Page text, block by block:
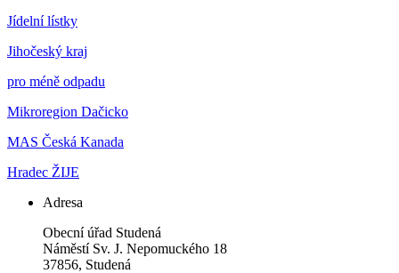
Jídelní lístky
Jihočeský kraj
pro méně odpadu
Mikroregion Dačicko
MAS Česká Kanada
Hradec ŽIJE
Adresa
Obecní úřad Studená
Náměstí Sv. J. Nepomuckého 18
37856, Studená